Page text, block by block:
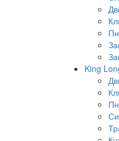
King